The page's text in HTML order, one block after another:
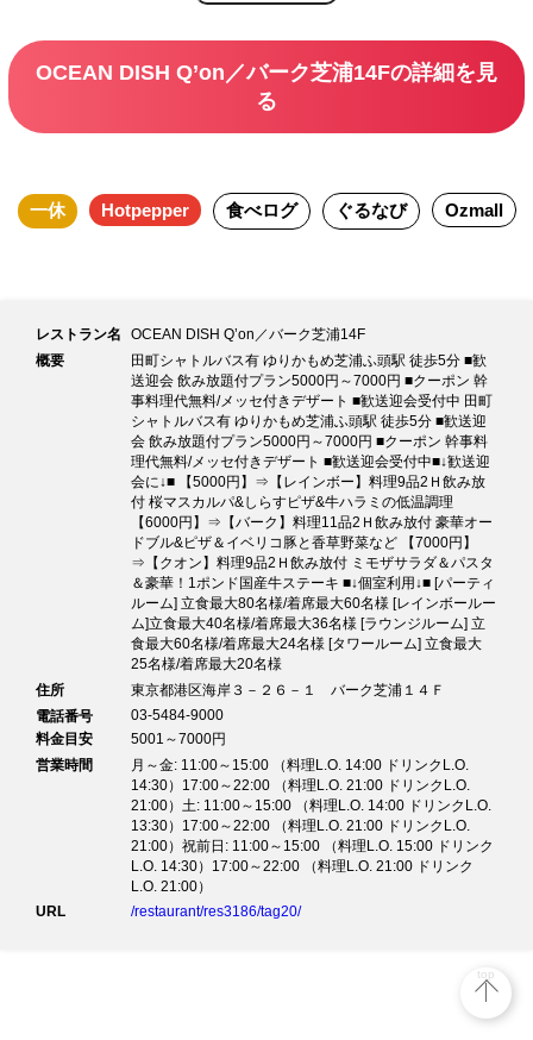
OCEAN DISH Q’on／バーク芝浦14Fの詳細を見
る
一休 Hotpepper 食べログ ぐるなび Ozmall
レストラン名
OCEAN DISH Q’on／バーク芝浦14F
概要
田町シャトルバス有 ゆりかもめ芝浦ふ頭駅 徒歩5分 ■歓
送迎会 飲み放題付プラン5000円～7000円 ■クーポン 幹
事料理代無料/メッセ付きデザート ■歓送迎会受付中 田町
シャトルバス有 ゆりかもめ芝浦ふ頭駅 徒歩5分 ■歓送迎
会 飲み放題付プラン5000円～7000円 ■クーポン 幹事料
理代無料/メッセ付きデザート ■歓送迎会受付中■↓歓送迎
会に↓■ 【5000円】⇒【レインボー】料理9品2Ｈ飲み放
付 桜マスカルパ&しらすピザ&牛ハラミの低温調理
【6000円】⇒【バーク】料理11品2Ｈ飲み放付 豪華オー
ドブル&ピザ＆イベリコ豚と香草野菜など 【7000円】
⇒【クオン】料理9品2Ｈ飲み放付 ミモザサラダ＆パスタ
＆豪華！1ポンド国産牛ステーキ ■↓個室利用↓■ [パーティ
ルーム] 立食最大80名様/着席最大60名様 [レインボールー
ム]立食最大40名様/着席最大36名様 [ラウンジルーム] 立
食最大60名様/着席最大24名様 [タワールーム] 立食最大
25名様/着席最大20名様
住所
東京都港区海岸３－２６－１ バーク芝浦１４Ｆ
電話番号
03-5484-9000
料金目安
5001～7000円
営業時間
月～金: 11:00～15:00 （料理L.O. 14:00 ドリンクL.O.
14:30）17:00～22:00 （料理L.O. 21:00 ドリンクL.O.
21:00）土: 11:00～15:00 （料理L.O. 14:00 ドリンクL.O.
13:30）17:00～22:00 （料理L.O. 21:00 ドリンクL.O.
21:00）祝前日: 11:00～15:00 （料理L.O. 15:00 ドリンク
L.O. 14:30）17:00～22:00 （料理L.O. 21:00 ドリンク
L.O. 21:00）
URL
/restaurant/res3186/tag20/
top